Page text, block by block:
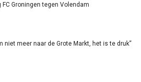
FC Groningen tegen Volendam
niet meer naar de Grote Markt, het is te druk”